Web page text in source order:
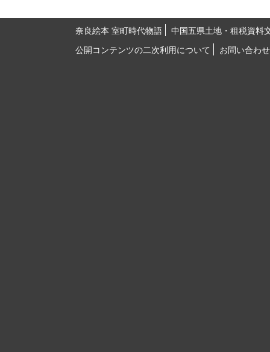
奈良絵本 室町時代物語
中国五県土地・租税資料
公開コンテンツの二次利用について
お問い合わせ